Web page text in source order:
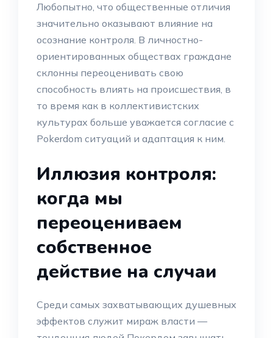
Любопытно, что общественные отличия
значительно оказывают влияние на
осознание контроля. В личностно-
ориентированных обществах граждане
склонны переоценивать свою
способность влиять на происшествия, в
то время как в коллективистских
культурах больше уважается согласие с
Pokerdom ситуаций и адаптация к ним.
Иллюзия контроля:
когда мы
переоцениваем
собственное
действие на случаи
Среди самых захватывающих душевных
эффектов служит мираж власти —